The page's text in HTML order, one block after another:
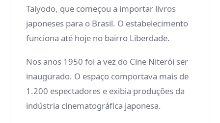
Taiyodo, que começou a importar livros
japoneses para o Brasil. O estabelecimento
funciona até hoje no bairro Liberdade.
Nos anos 1950 foi a vez do Cine Niterói ser
inaugurado. O espaço comportava mais de
1.200 espectadores e exibia produções da
indústria cinematográfica japonesa.